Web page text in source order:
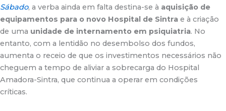
Sábado, a verba ainda em falta destina-se à aquisição de
equipamentos para o novo Hospital de Sintra e à criação
de uma unidade de internamento em psiquiatria. No
entanto, com a lentidão no desembolso dos fundos,
aumenta o receio de que os investimentos necessários não
cheguem a tempo de aliviar a sobrecarga do Hospital
Amadora-Sintra, que continua a operar em condições
críticas.